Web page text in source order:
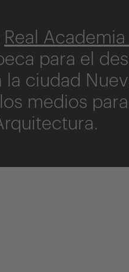
Real
para el
ciudad
medios para